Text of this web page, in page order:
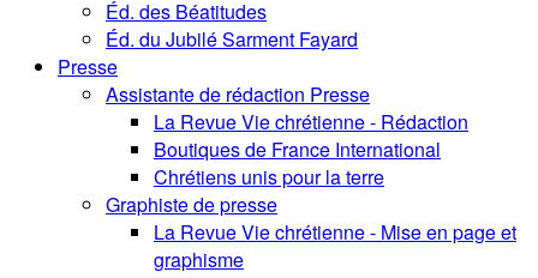
Éd. des Béatitudes
Éd. du Jubilé Sarment Fayard
Presse
Assistante de rédaction Presse
La Revue Vie chrétienne - Rédaction
Boutiques de France International
Chrétiens unis pour la terre
Graphiste de presse
La Revue Vie chrétienne - Mise en page et
graphisme